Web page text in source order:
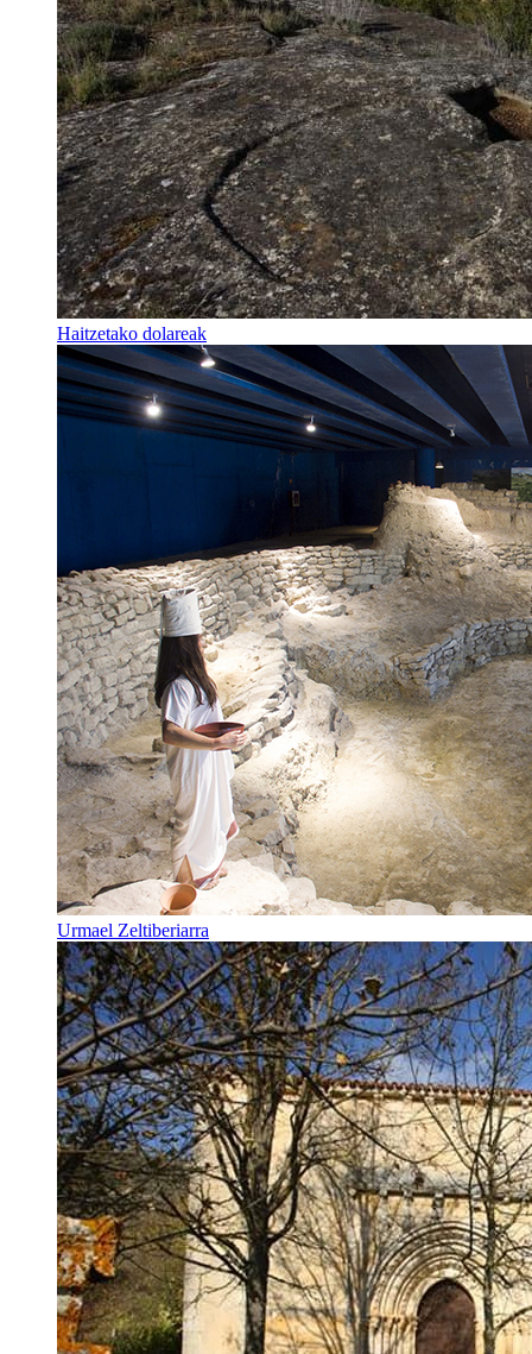
Haitzetako dolareak
Urmael Zeltiberiarra